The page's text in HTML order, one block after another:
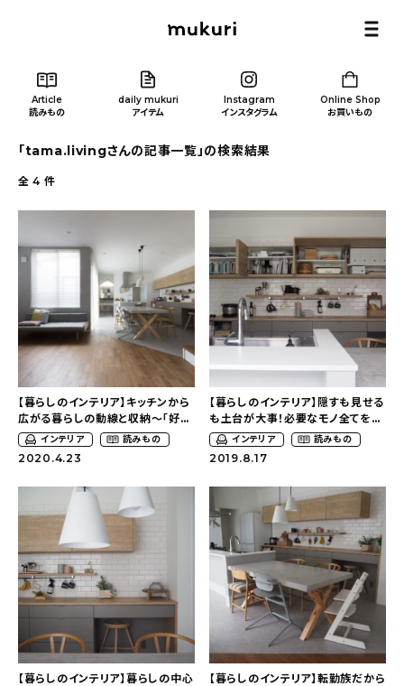
Article
読みもの
daily mukuri
アイテム
Instagram
インスタグラム
Online Shop
お買いもの
Article
新着記事
人気の記事
おすすめの記事
インテリア
キッチン
収納/掃除
暮らし
「tama.livingさんの記事一覧」の検索結果
全4 件
【暮らしのインテリア】キッチンから
広がる暮らしの動線と収納～「好
き」を組み合わせたミックステイス
トのおうち（tama.livingさん）
インテリア 読みもの
2020.4.23
【暮らしのインテリア】隠すも見せる
も土台が大事！必要なモノ全てを集
約したキッチンその１～「好き」を組
み合わせたミックステイストのおう
インテリア 読みもの
2019.8.17
【暮らしのインテリア】暮らしの中心
【暮らしのインテリア】転勤族だから